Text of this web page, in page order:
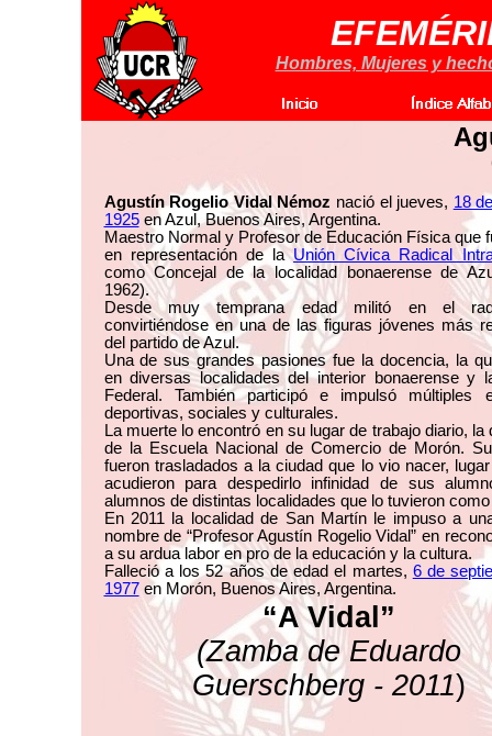
Hombres, Mujeres y
Agustín Rogelio Vidal Némoz nació el jueves, 18
1925en Azul, Buenos Aires, Argentina.
Maestro Normal y Profesor de Educación Física que
en representación de laUnión Cívica Radical
como Concejal de la localidad bonaerense de
1962).
Desde muy temprana edad militó en el
convirtiéndose en una de las figuras jóvenes más
del partido de Azul.
Una de sus grandes pasiones fue la docencia, la
en diversas localidades del interior bonaerense y
Federal. También participó e impulsó múltiples
deportivas, sociales y culturales.
La muerte lo encontró en su lugar de trabajo diario, la
de la Escuela Nacional de Comercio de Morón.
fueron trasladados a la ciudad que lo vio nacer,
acudieron para despedirlo infinidad de sus
alumnos de distintas localidades que lo tuvieron
En 2011 la localidad de San Martín le impuso a
nombre de “Profesor Agustín Rogelio Vidal” en
a su ardua labor en pro de la educación y la cultura.
Falleció a los 52 años de edad el martes, 6 de
1977en Morón, Buenos Aires, Argentina.
“A Vidal”
(Zamba de Eduardo
Guerschberg - 2011)